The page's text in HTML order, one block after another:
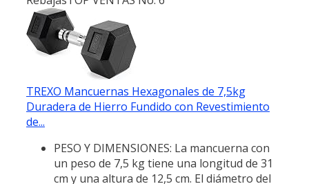
TREXO Mancuernas Hexagonales de 7,5kg
Duradera de Hierro Fundido con Revestimiento
de...
PESO Y DIMENSIONES: La mancuerna con
un peso de 7,5 kg tiene una longitud de 31
cm y una altura de 12,5 cm. El diámetro del